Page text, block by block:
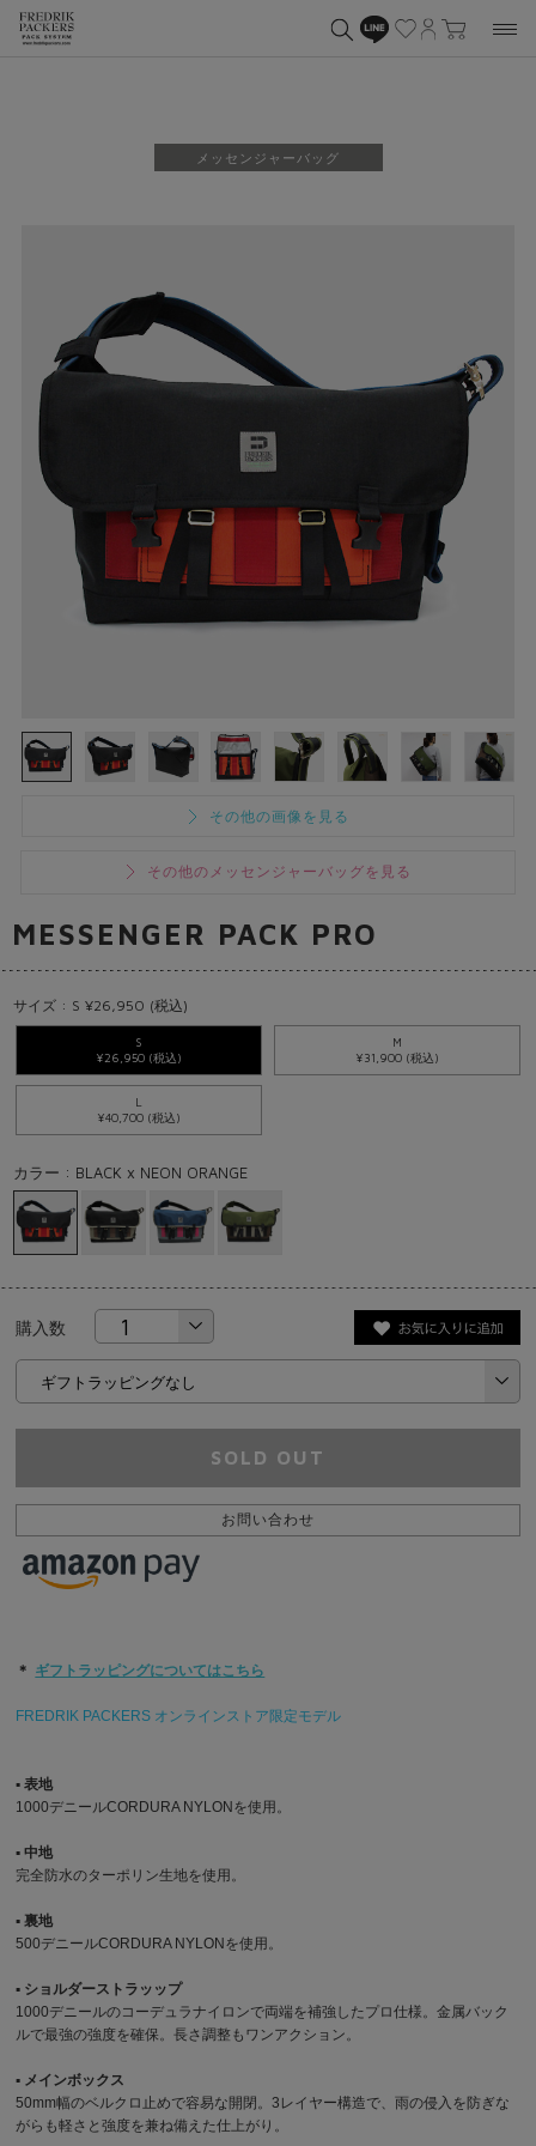
メッセンジャーバッグ
その他の画像を見る
その他のメッセンジャーバッグを見る
MESSENGER PACK PRO
サイズ : S ¥26,950 (税込)
S
¥26,950 (税込)
M
¥31,900 (税込)
L
¥40,700 (税込)
カラー : BLACK x NEON ORANGE
購入数
SOLD OUT
お問い合わせ
＊ ギフトラッピングについてはこちら
FREDRIK PACKERS オンラインストア限定モデル
▪︎ 表地
1000デニールCORDURA NYLONを使用。
▪︎ 中地
完全防水のターポリン生地を使用。
▪︎ 裏地
500デニールCORDURA NYLONを使用。
▪︎ ショルダーストラッップ
1000デニールのコーデュラナイロンで両端を補強したプロ仕様。金属バック
ルで最強の強度を確保。長さ調整もワンアクション。
▪︎ メインボックス
50mm幅のベルクロ止めで容易な開閉。3レイヤー構造で、雨の侵入を防ぎな
がらも軽さと強度を兼ね備えた仕上がり。